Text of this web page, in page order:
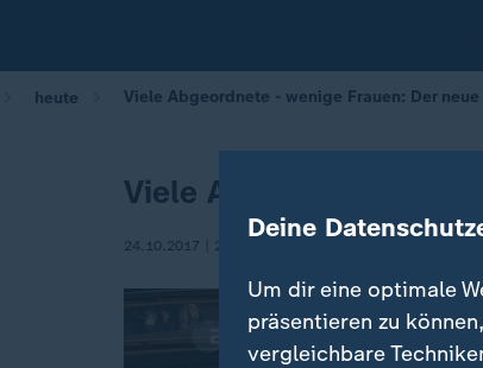
heute Viele Abgeordnete - wenige Frauen: Der
Viele Abgeordnete -
24.10.2017 | 21:45
Deine
Um dir eine optimale
präsentieren zu
vergleichbare